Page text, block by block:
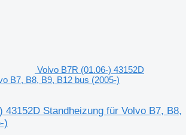
Volvo B7R (01.06-) 43152D
B7, B8, B9, B12 bus (2005-)
43152D Standheizung für Volvo B7, B8,
)